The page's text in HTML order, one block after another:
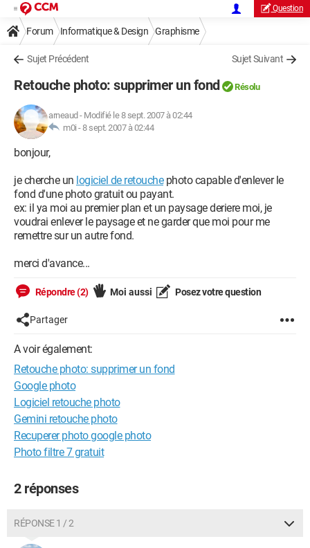
Question
Forum Informatique & Design Graphisme
Sujet Précédent Sujet Suivant
Retouche photo: supprimer un fond Résolu
arneaud - Modifié le 8 sept. 2007 à 02:44
m0i -8 sept. 2007 à 02:44
bonjour,
je cherche un logiciel de retouchephoto capable d'enlever le
fond d'une photo gratuit ou payant.
ex: il ya moi au premier plan et un paysage deriere moi, je
voudrai enlever le paysage et ne garder que moi pour me
remettre sur un autre fond.
merci d'avance...
Répondre (2) Moi aussi Posez votre question
Partager
A voir également:
Retouche photo: supprimer un fond
Google photo
Logiciel retouche photo
Gemini retouche photo
Recuperer photo google photo
Photo filtre 7 gratuit
2 réponses
RÉPONSE 1 / 2